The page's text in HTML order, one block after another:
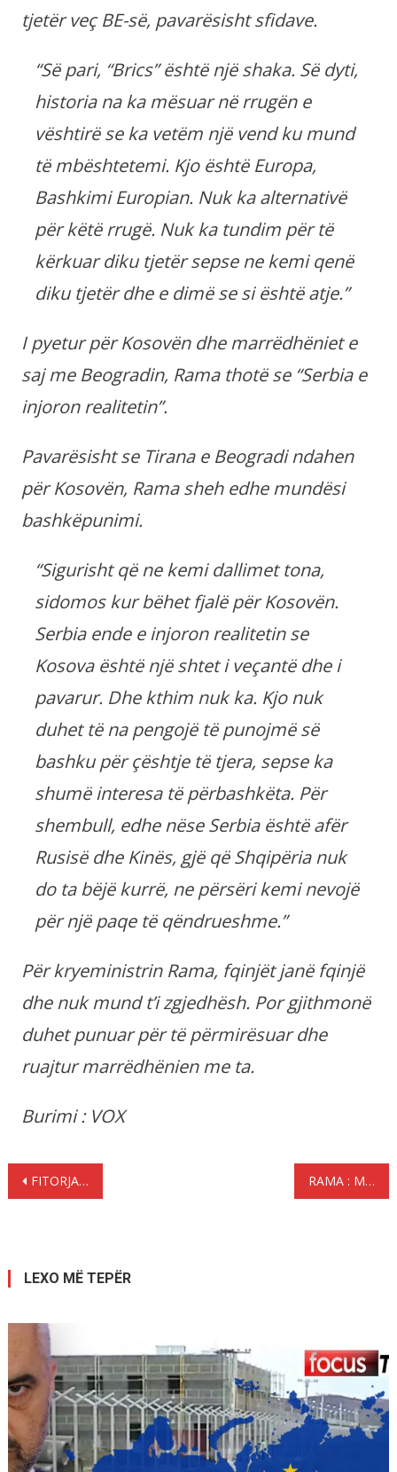
tjetër veç BE-së, pavarësisht sfidave.
“Së pari, “Brics” është një shaka. Së dyti,
historia na ka mësuar në rrugën e
vështirë se ka vetëm një vend ku mund
të mbështetemi. Kjo është Europa,
Bashkimi Europian. Nuk ka alternativë
për këtë rrugë. Nuk ka tundim për të
kërkuar diku tjetër sepse ne kemi qenë
diku tjetër dhe e dimë se si është atje.”
I pyetur për Kosovën dhe marrëdhëniet e
saj me Beogradin, Rama thotë se “Serbia e
injoron realitetin”.
Pavarësisht se Tirana e Beogradi ndahen
për Kosovën, Rama sheh edhe mundësi
bashkëpunimi.
“Sigurisht që ne kemi dallimet tona,
sidomos kur bëhet fjalë për Kosovën.
Serbia ende e injoron realitetin se
Kosova është një shtet i veçantë dhe i
pavarur. Dhe kthim nuk ka. Kjo nuk
duhet të na pengojë të punojmë së
bashku për çështje të tjera, sepse ka
shumë interesa të përbashkëta. Për
shembull, edhe nëse Serbia është afër
Rusisë dhe Kinës, gjë që Shqipëria nuk
do ta bëjë kurrë, ne përsëri kemi nevojë
për një paqe të qëndrueshme.”
Për kryeministrin Rama, fqinjët janë fqinjë
dhe nuk mund t’i zgjedhësh. Por gjithmonë
duhet punuar për të përmirësuar dhe
ruajtur marrëdhënien me ta.
Burimi : VOX
Lëvizje
FITORJA NDAJ GJEORGJISË, ASLLANI: ISHIM MË TË MOTIVUAR, DO MERRNIM PIKË RAMA : MË DUHET MANDATI I KATËRT, KAM PUNË PËR TË MBARUAR
LEXO MË TEPËR